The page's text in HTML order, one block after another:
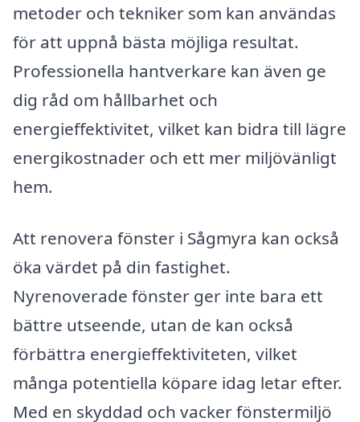
metoder och tekniker som kan användas
för att uppnå bästa möjliga resultat.
Professionella hantverkare kan även ge
dig råd om hållbarhet och
energieffektivitet, vilket kan bidra till lägre
energikostnader och ett mer miljövänligt
hem.
Att renovera fönster i Sågmyra kan också
öka värdet på din fastighet.
Nyrenoverade fönster ger inte bara ett
bättre utseende, utan de kan också
förbättra energieffektiviteten, vilket
många potentiella köpare idag letar efter.
Med en skyddad och vacker fönstermiljö